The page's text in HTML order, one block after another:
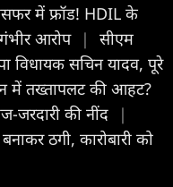
में फ्रॉड! HDIL के
आरोप |
सीएम
विधायक सचिन यादव, पूरे
में तख्तापलट की आहट?
जरदारी की नींद
|
ठगी, कारोबारी को